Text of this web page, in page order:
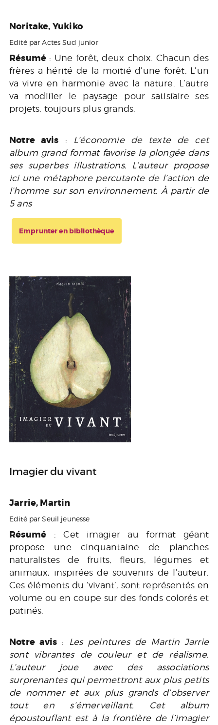
Noritake, Yukiko
Edité par Actes Sud junior
Résumé : Une forêt, deux choix. Chacun des
frères a hérité de la moitié d’une forêt. L’un
va vivre en harmonie avec la nature. L’autre
va modifier le paysage pour satisfaire ses
projets, toujours plus grands.
Notre avis : L’économie de texte de cet
album grand format favorise la plongée dans
ses superbes illustrations. L’auteur propose
ici une métaphore percutante de l’action de
l’homme sur son environnement. À partir de
5 ans
Emprunter en bibliothèque
Imagier du vivant
Jarrie, Martin
Edité par Seuil jeunesse
Résumé : Cet imagier au format géant
propose une cinquantaine de planches
naturalistes de fruits, fleurs, légumes et
animaux, inspirées de souvenirs de l’auteur.
Ces éléments du ‘vivant’, sont représentés en
volume ou en coupe sur des fonds colorés et
patinés.
Notre avis :
Les peintures de Martin Jarrie
sont vibrantes de couleur et de réalisme.
L’auteur joue avec des associations
surprenantes qui permettront aux plus petits
de nommer et aux plus grands d’observer
tout en s’émerveillant. Cet album
époustouflant est à la frontière de l’imagier